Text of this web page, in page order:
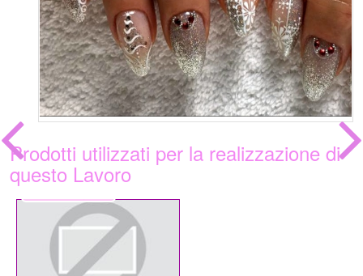
Prodotti utilizzati per la realizzazione di
questo Lavoro